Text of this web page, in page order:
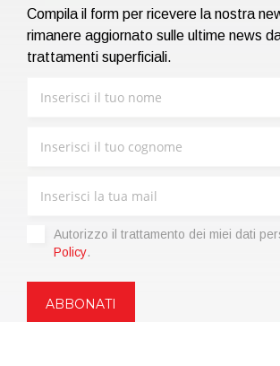
Compila il form per ricevere la nostra
rimanere aggiornato sulle ultime news
trattamenti superficiali.
Autorizzo il trattamento dei miei dati
Policy.